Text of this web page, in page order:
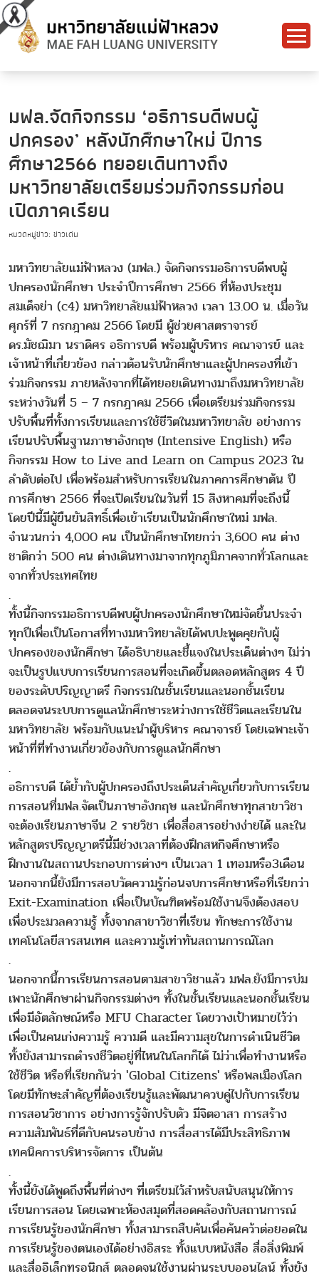
มฟล.จัดกิจกรรม ‘อธิการบดีพบผู้
ปกครอง’ หลังนักศึกษาใหม่ ปีการ
ศึกษา2566 ทยอยเดินทางถึง
มหาวิทยาลัยเตรียมร่วมกิจกรรมก่อน
เปิดภาคเรียน
หมวดหมู่ข่าว: ข่าวเด่น
มหาวิทยาลัยแม่ฟ้าหลวง (มฟล.) จัดกิจกรรมอธิการบดีพบผู้
ปกครองนักศึกษา ประจำปีการศึกษา 2566 ที่ห้องประชุม
สมเด็จย่า (c4) มหาวิทยาลัยแม่ฟ้าหลวง เวลา 13.00 น. เมื่อวัน
ศุกร์ที่ 7 กรกฎาคม 2566 โดยมี ผู้ช่วยศาสตราจารย์
ดร.มัชฌิมา นราดิศร อธิการบดี พร้อมผู้บริหาร คณาจารย์ และ
เจ้าหน้าที่เกี่ยวข้อง กล่าวต้อนรับนักศึกษาและผู้ปกครองที่เข้า
ร่วมกิจกรรม ภายหลังจากที่ได้ทยอยเดินทางมาถึงมหาวิทยาลัย
ระหว่างวันที่ 5 – 7 กรกฎาคม 2566 เพื่อเตรียมร่วมกิจกรรม
ปรับพื้นที่ทั้งการเรียนและการใช้ชีวิตในมหาวิทยาลัย อย่างการ
เรียนปรับพื้นฐานภาษาอังกฤษ (Intensive English) หรือ
กิจกรรม How to Live and Learn on Campus 2023 ใน
ลำดับต่อไป เพื่อพร้อมสำหรับการเรียนในภาคการศึกษาต้น ปี
การศึกษา 2566 ที่จะเปิดเรียนในวันที่ 15 สิงหาคมที่จะถึงนี้
โดยปีนี้มีผู้ยืนยันสิทธิ์เพื่อเข้าเรียนเป็นนักศึกษาใหม่ มฟล.
จำนวนกว่า 4,000 คน เป็นนักศึกษาไทยกว่า 3,600 คน ต่าง
ชาติกว่า 500 คน ต่างเดินทางมาจากทุกภูมิภาคจากทั่วโลกและ
จากทั่วประเทศไทย
.
ทั้งนี้กิจกรรมอธิการบดีพบผู้ปกครองนักศึกษาใหม่จัดขึ้นประจำ
ทุกปีเพื่อเป็นโอกาสที่ทางมหาวิทยาลัยได้พบปะพูดคุยกับผู้
ปกครองของนักศึกษา ได้อธิบายและชี้แจงในประเด็นต่างๆ ไม่ว่า
จะเป็นรูปแบบการเรียนการสอนที่จะเกิดขึ้นตลอดหลักสูตร 4 ปี
ของระดับปริญญาตรี กิจกรรมในชั้นเรียนและนอกชั้นเรียน
ตลอดจนระบบการดูแลนักศึกษาระหว่างการใช้ชีวิตและเรียนใน
มหาวิทยาลัย พร้อมกับแนะนำผู้บริหาร คณาจารย์ โดยเฉพาะเจ้า
หน้าที่ที่ทำงานเกี่ยวข้องกับการดูแลนักศึกษา
.
อธิการบดี ได้ย้ำกับผู้ปกครองถึงประเด็นสำคัญเกี่ยวกับการเรียน
การสอนที่มฟล.จัดเป็นภาษาอังกฤษ และนักศึกษาทุกสาขาวิชา
จะต้องเรียนภาษาจีน 2 รายวิชา เพื่อสื่อสารอย่างง่ายได้ และใน
หลักสูตรปริญญาตรีนี้มีช่วงเวลาที่ต้องฝึกสหกิจศึกษาหรือ
ฝึกงานในสถานประกอบการต่างๆ เป็นเวลา 1 เทอมหรือ3เดือน
นอกจากนี้ยังมีการสอบวัดความรู้ก่อนจบการศึกษาหรือที่เรียกว่า
Exit-Examination เพื่อเป็นบัณฑิตพร้อมใช้งานจึงต้องสอบ
เพื่อประมวลความรู้ ทั้งจากสาขาวิชาที่เรียน ทักษะการใช้งาน
เทคโนโลยีสารสนเทศ และความรู้เท่าทันสถานการณ์โลก
.
นอกจากนี้การเรียนการสอนตามสาขาวิชาแล้ว มฟล.ยังมีการบ่ม
เพาะนักศึกษาผ่านกิจกรรมต่างๆ ทั้งในชั้นเรียนและนอกชั้นเรียน
เพื่อมีอัตลักษณ์หรือ MFU Character โดยวางเป้าหมายไว้ว่า
เพื่อเป็นคนเก่งความรู้ ความดี และมีความสุขในการดำเนินชีวิต
ทั้งยังสามารถดำรงชีวิตอยู่ที่ไหนในโลกก็ได้ ไม่ว่าเพื่อทำงานหรือ
ใช้ชีวิต หรือที่เรียกกันว่า 'Global Citizens' หรือพลเมืองโลก
โดยมีทักษะสำคัญที่ต้องเรียนรู้และพัฒนาควบคู่ไปกับการเรียน
การสอนวิชาการ อย่างการรู้จักปรับตัว มีจิตอาสา การสร้าง
ความสัมพันธ์ที่ดีกับคนรอบข้าง การสื่อสารได้มีประสิทธิภาพ
เทคนิคการบริหารจัดการ เป็นต้น
.
ทั้งนี้ยังได้พูดถึงพื้นที่ต่างๆ ที่เตรียมไว้สำหรับสนับสนุนให้การ
เรียนการสอน โดยเฉพาะห้องสมุดที่สอดคล้องกับสถานการณ์
การเรียนรู้ของนักศึกษา ทั้งสามารถสืบค้นเพื่อค้นคว้าต่อยอดใน
การเรียนรู้ของตนเองได้อย่างอิสระ ทั้งแบบหนังสือ สื่อสิ่งพิมพ์
และสื่ออิเล็กทรอนิกส์ ตลอดจนใช้งานผ่านระบบออนไลน์ ทั้งยัง